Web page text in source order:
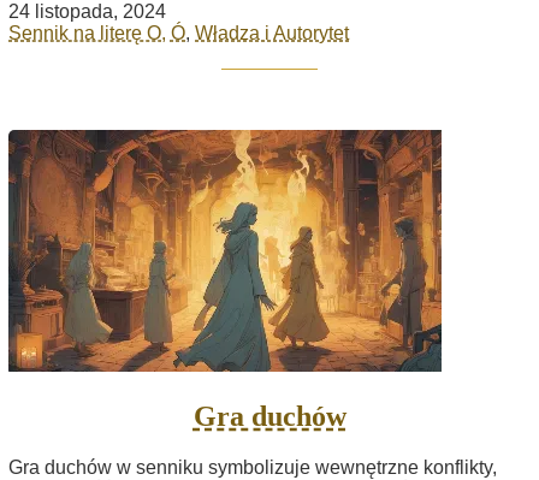
24 listopada, 2024
Sennik na literę O, Ó, Władza i Autorytet
Gra duchów
Gra duchów w senniku symbolizuje wewnętrzne konflikty,